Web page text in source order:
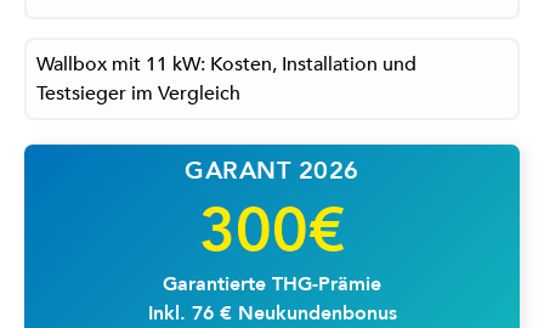
Wallbox mit 11 kW: Kosten, Installation und
Testsieger im Vergleich
GARANT 2026
300€
Garantierte THG-Prämie
Inkl. 76 € Neukundenbonus